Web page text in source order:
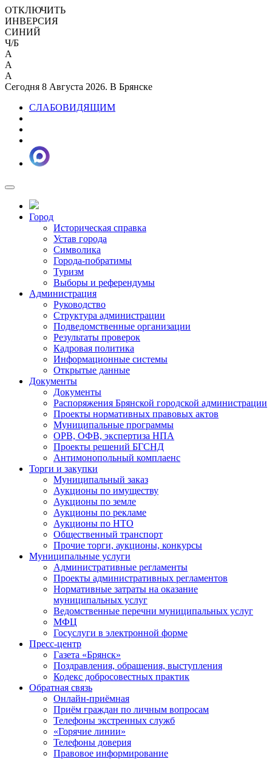
ОТКЛЮЧИТЬ
ИНВЕРСИЯ
СИНИЙ
Ч/Б
A
A
A
Сегодня 8 Августа 2026. В Брянске
СЛАБОВИДЯЩИМ
Город
Историческая справка
Устав города
Символика
Города-побратимы
Туризм
Выборы и референдумы
Администрация
Руководство
Структура администрации
Подведомственные организации
Результаты проверок
Кадровая политика
Информационные системы
Открытые данные
Документы
Документы
Распоряжения Брянской городской администрации
Проекты нормативных правовых актов
Муниципальные программы
ОРВ, ОФВ, экспертиза НПА
Проекты решений БГСНД
Антимонопольный комплаенс
Торги и закупки
Муниципальный заказ
Аукционы по имуществу
Аукционы по земле
Аукционы по рекламе
Аукционы по НТО
Общественный транспорт
Прочие торги, аукционы, конкурсы
Муниципальные услуги
Административные регламенты
Проекты административных регламентов
Нормативные затраты на оказание
муниципальных услуг
Ведомственные перечни муниципальных услуг
МФЦ
Госуслуги в электронной форме
Пресс-центр
Газета «Брянск»
Поздравления, обращения, выступления
Кодекс добросовестных практик
Обратная связь
Онлайн-приёмная
Приём граждан по личным вопросам
Телефоны экстренных служб
«Горячие линии»
Телефоны доверия
Правовое информирование